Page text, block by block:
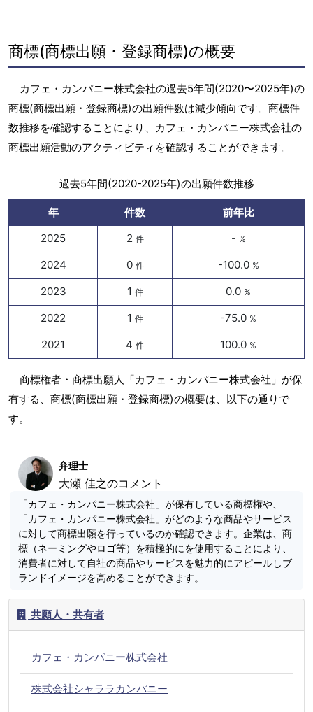
商標(商標出願・登録商標)の概要
カフェ・カンパニー株式会社の過去5年間(2020〜2025年)の
商標(商標出願・登録商標)の出願件数は減少傾向です。商標件
数推移を確認することにより、カフェ・カンパニー株式会社の
商標出願活動のアクティビティを確認することができます。
過去5年間(2020-2025年)の出願件数推移
年 件数
前年比
2025
2 件 - %
2024 0 件 -100.0 %
2023 1 件 0.0 %
2022 1 件 -75.0 %
2021 4 件 100.0 %
商標権者・商標出願人「カフェ・カンパニー株式会社」が保
有する、商標(商標出願・登録商標)の概要は、以下の通りで
す。
弁理士
大瀬 佳之のコメント
「カフェ・カンパニー株式会社」が保有している商標権や、
「カフェ・カンパニー株式会社」がどのような商品やサービス
に対して商標出願を行っているのか確認できます。企業は、商
標（ネーミングやロゴ等）を積極的にを使用することにより、
消費者に対して自社の商品やサービスを魅力的にアピールしブ
ランドイメージを高めることができます。
共願人・共有者
カフェ・カンパニー株式会社
株式会社シャララカンパニー